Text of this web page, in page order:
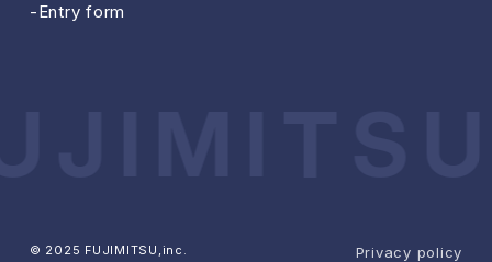
Entry form
Privacy policy
© 2025 FUJIMITSU,inc.